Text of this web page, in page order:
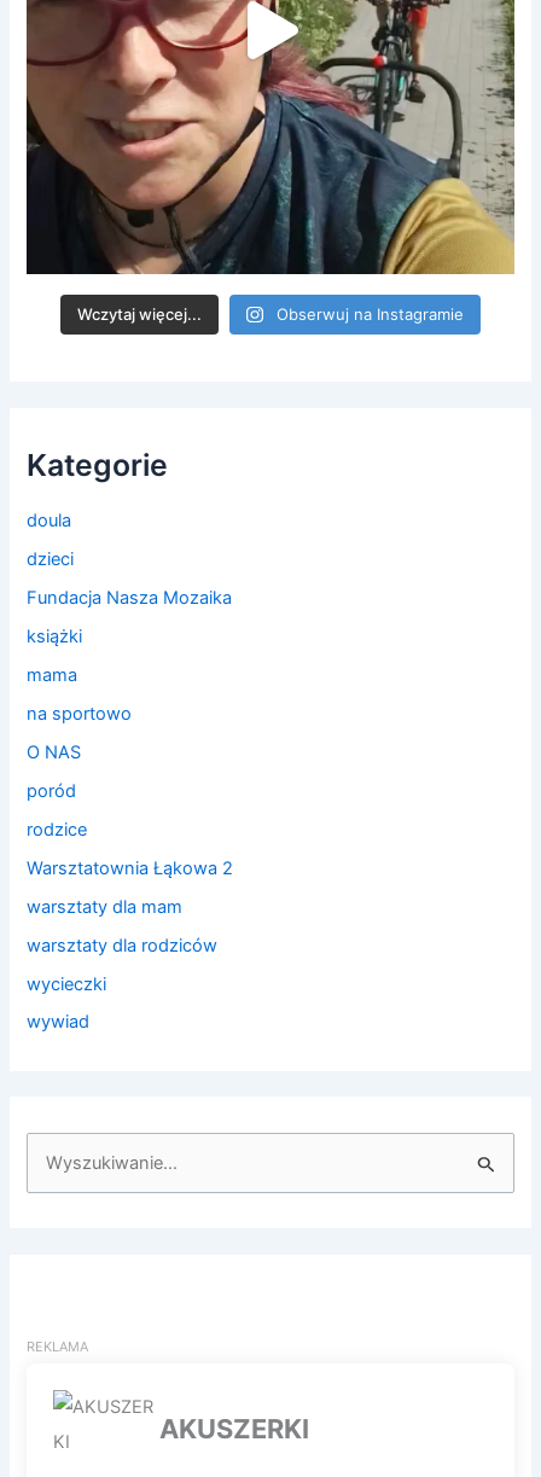
Wczytaj więcej... Obserwuj na Instagramie
Kategorie
doula
dzieci
Fundacja Nasza Mozaika
książki
mama
na sportowo
O NAS
poród
rodzice
Warsztatownia Łąkowa 2
warsztaty dla mam
warsztaty dla rodziców
wycieczki
wywiad
j